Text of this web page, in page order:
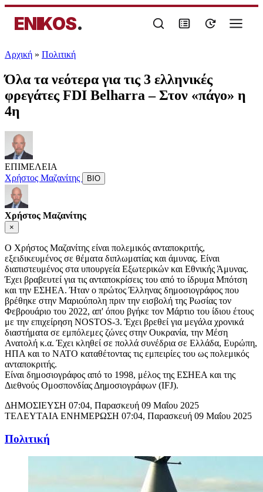
ENIKOS.
Αρχική » Πολιτική
Όλα τα νεότερα για τις 3 ελληνικές
φρεγάτες FDI Belharra – Στον «πάγο» η
4η
ΕΠΙΜΕΛΕΙΑ
Χρήστος Μαζανίτης
ΒΙΟ
Χρήστος Μαζανίτης
×
Ο Χρήστος Μαζανίτης είναι πολεμικός ανταποκριτής,
εξειδικευμένος σε θέματα διπλωματίας και άμυνας. Είναι
διαπιστευμένος στα υπουργεία Εξωτερικών και Εθνικής Άμυνας.
Έχει βραβευτεί για τις ανταποκρίσεις του από το ίδρυμα Μπότση
και την ΕΣΗΕΑ. Ήταν ο πρώτος Έλληνας δημοσιογράφος που
βρέθηκε στην Μαριούπολη πριν την εισβολή της Ρωσίας τον
Φεβρουάριο του 2022, απ' όπου βγήκε τον Μάρτιο του ίδιου έτους
με την επιχείρηση NOSTOS-3. Έχει βρεθεί για μεγάλα χρονικά
διαστήματα σε εμπόλεμες ζώνες στην Ουκρανία, την Μέση
Ανατολή κ.α. Έχει κληθεί σε πολλά συνέδρια σε Ελλάδα, Ευρώπη,
ΗΠΑ και το ΝΑΤΟ καταθέτοντας τις εμπειρίες του ως πολεμικός
ανταποκριτής.
Είναι δημοσιογράφος από το 1998, μέλος της ΕΣΗΕΑ και της
Διεθνούς Ομοσπονδίας Δημοσιογράφων (IFJ).
ΔΗΜΟΣΙΕΥΣΗ 07:04, Παρασκευή 09 Μαΐου 2025
ΤΕΛΕΥΤΑΙΑ ΕΝΗΜΕΡΩΣΗ 07:04, Παρασκευή 09 Μαΐου 2025
Πολιτική